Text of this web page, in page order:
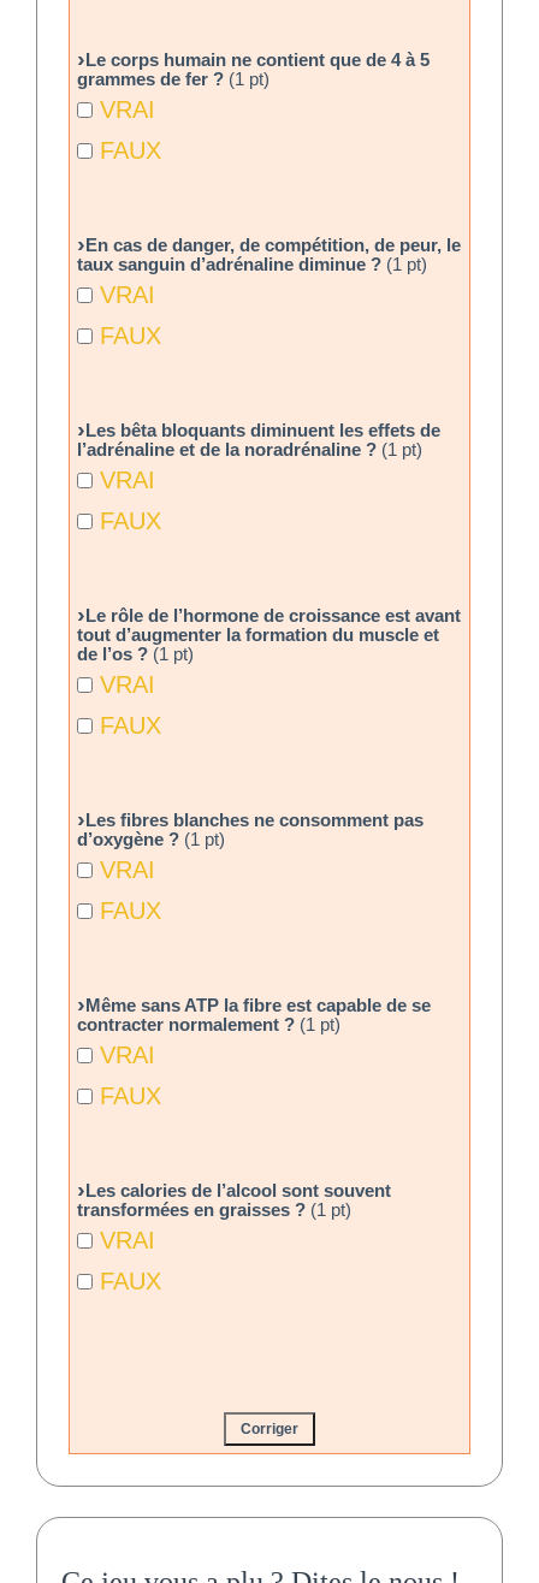
Le corps humain ne contient que de 4 à 5
grammes de fer ?(1 pt)
VRAI
FAUX
En cas de danger, de compétition, de peur, le
taux sanguin d’adrénaline diminue ?(1 pt)
VRAI
FAUX
Les bêta bloquants diminuent les effets de
l’adrénaline et de la noradrénaline ?(1 pt)
VRAI
FAUX
Le rôle de l’hormone de croissance est avant
tout d’augmenter la formation du muscle et
de l’os ?(1 pt)
VRAI
FAUX
Les fibres blanches ne consomment pas
d’oxygène ?(1 pt)
VRAI
FAUX
Même sans ATP la fibre est capable de se
contracter normalement ?(1 pt)
VRAI
FAUX
Les calories de l’alcool sont souvent
transformées en graisses ?(1 pt)
VRAI
FAUX